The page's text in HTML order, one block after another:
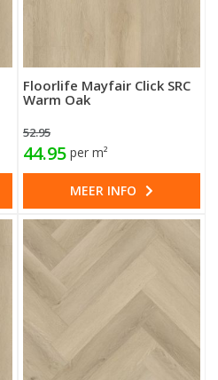
Floorlife Mayfair Click SRC
Warm Oak
52.95
44.95 per m²
MEER INFO